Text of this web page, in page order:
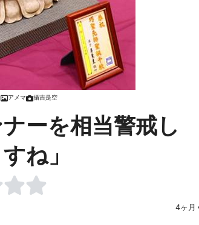
アメマ 攝吉是空
ーを相当警戒し
ね」
4ヶ月